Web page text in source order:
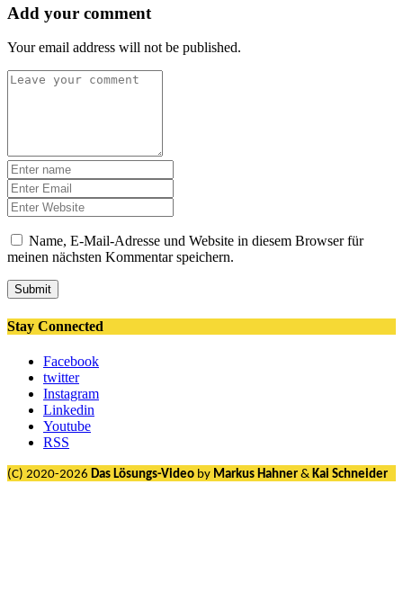
Add your comment
Your email address will not be published.
Name, E-Mail-Adresse und Website in diesem Browser für
meinen nächsten Kommentar speichern.
Submit
Stay Connected
Facebook
twitter
Instagram
Linkedin
Youtube
RSS
(C) 2020-2026 Das Lösungs-Video by Markus Hahner & Kai Schneider